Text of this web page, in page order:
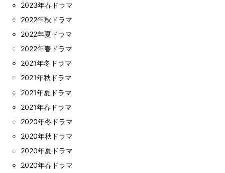
2023年春ドラマ
2022年秋ドラマ
2022年夏ドラマ
2022年春ドラマ
2021年冬ドラマ
2021年秋ドラマ
2021年夏ドラマ
2021年春ドラマ
2020年冬ドラマ
2020年秋ドラマ
2020年夏ドラマ
2020年春ドラマ